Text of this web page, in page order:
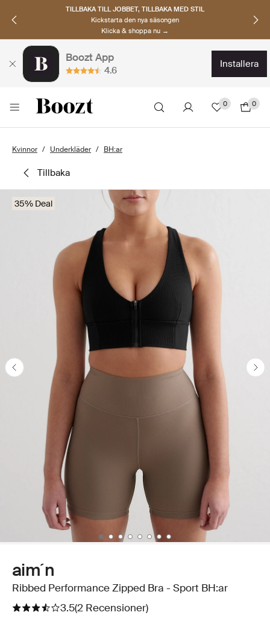
TILLBAKA TILL JOBBET, TILLBAKA MED STIL
Kickstarta den nya säsongen
Klicka & shoppa nu →
Boozt App
4.6
installera
0 0
Kvinnor Underkläder BH:ar
tillbaka
35% Deal
aim´n
Ribbed Performance Zipped Bra - Sport BH:ar
3.5(2 Recensioner)